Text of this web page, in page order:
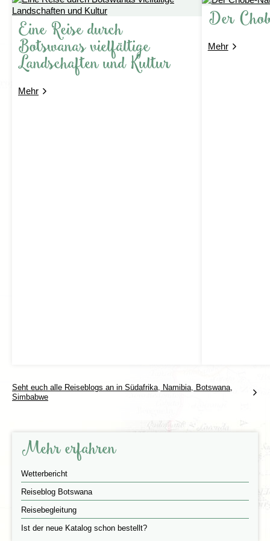
Ausflüge
Der Safari-Truck bringt unsere Gruppe nach Süden in
Eine Reise durch
Botswanas vielfältige
Landschaften und Kultur
Mehr
Der
Mehr
Seht euch alle Reiseblogs an in Südafrika, Namibia, Botswana,
Simbabwe
Mehr erfahren
Wetterbericht
Reiseblog Botswana
Reisebegleitung
Ist der neue Katalog schon bestellt?